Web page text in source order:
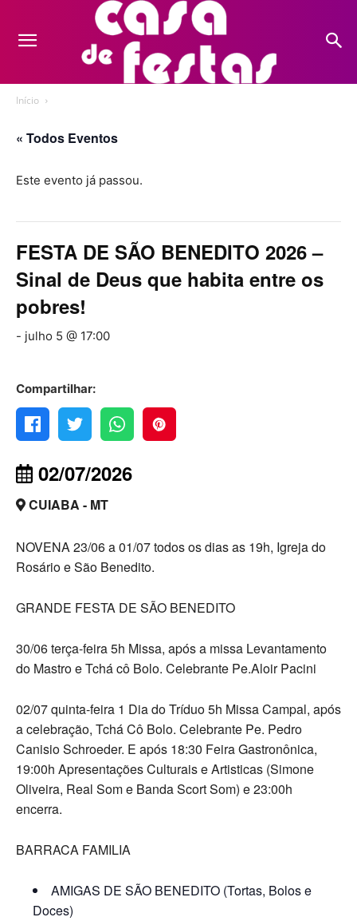
Início
« Todos Eventos
Este evento já passou.
FESTA DE SÃO BENEDITO 2026 –
Sinal de Deus que habita entre os
pobres!
- julho 5 @ 17:00
Compartilhar:
02/07/2026
CUIABA - MT
NOVENA 23/06 a 01/07 todos os dias as 19h, Igreja do
Rosário e São Benedito.
GRANDE FESTA DE SÃO BENEDITO
30/06 terça-feira 5h Missa, após a missa Levantamento
do Mastro e Tchá cô Bolo. Celebrante Pe.Aloir Pacini
02/07 quinta-feira 1 Dia do Tríduo 5h Missa Campal, após
a celebração, Tchá Cô Bolo. Celebrante Pe. Pedro
Canisio Schroeder. E após 18:30 Feira Gastronônica,
19:00h Apresentações Culturais e Artisticas (Simone
Oliveira, Real Som e Banda Scort Som) e 23:00h
encerra.
BARRACA FAMILIA
AMIGAS DE SÃO BENEDITO (Tortas, Bolos e
Doces)